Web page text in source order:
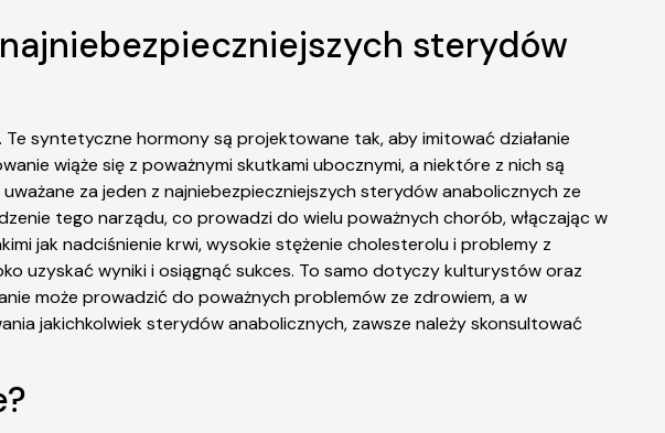
sterydów
syntetyczne hormony są projektowane tak, aby imitować działanie
wiąże się z poważnymi skutkami ubocznymi, a niektóre z nich są
za jeden z najniebezpieczniejszych sterydów anabolicznych ze
tego narządu, co prowadzi do wielu poważnych chorób, włączając w
jak nadciśnienie krwi, wysokie stężenie cholesterolu i problemy z
uzyskać wyniki i osiągnąć sukces. To samo dotyczy kulturystów oraz
może prowadzić do poważnych problemów ze zdrowiem, a w
jakichkolwiek sterydów anabolicznych, zawsze należy skonsultować